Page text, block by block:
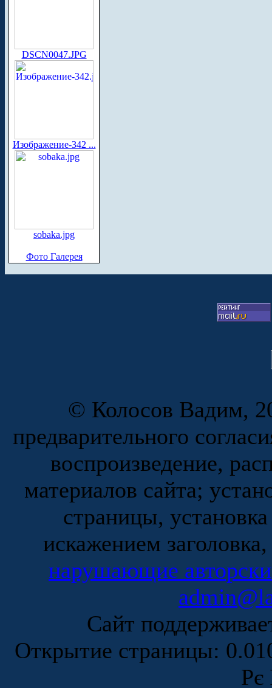
DSCN0047.JPG
Изображение-342 ...
sobaka.jpg
Фото Галерея
© Колосов Вадим,
предварительного
воспроизведение,
материалов сайта;
страницы,
искажением
нарушающие
Сайт
Открытие страницы:
Рє